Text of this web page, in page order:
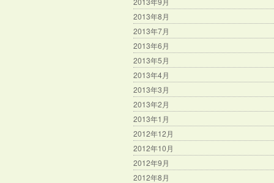
2013年8月
2013年7月
2013年6月
2013年5月
2013年4月
2013年3月
2013年2月
2013年1月
2012年12月
2012年10月
2012年9月
2012年8月